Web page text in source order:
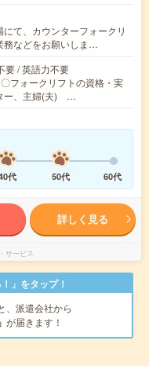
て、カウンターフォークリ
務などをお願いしま…
要 / 英語力不要
フォークリフトの資格・実
ー、主婦(夫) …
代 50代 60代
詳しく見る
サービス
」をタップ！
、派遣会社から
が届きます！